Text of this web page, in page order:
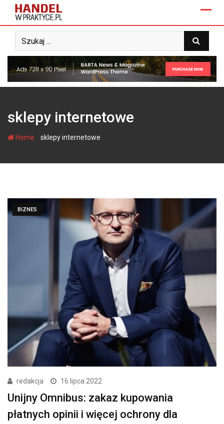
content
sklepy internetowe
Home sklepy internetowe
BIZNES
redakcja 16 lipca 2022
Unijny Omnibus: zakaz kupowania
płatnych opinii i więcej ochrony dla